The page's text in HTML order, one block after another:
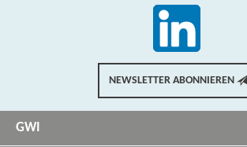
NEWSLETTER ABONNIEREN
GWI